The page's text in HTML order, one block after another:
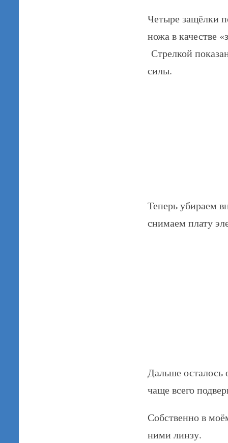
Четыре защёлки
ножа в качестве
Стрелкой
силы.
Теперь убираем
снимаем плату
Дальше осталось
чаще всего
Собственно в
ними линзу.